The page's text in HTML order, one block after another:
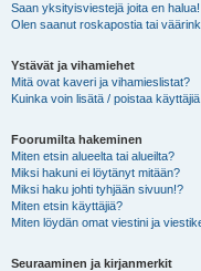
Saan yksityisviestejä joita en halua!
Olen saanut roskapostia tai
Ystävät ja vihamiehet
Mitä ovat kaveri ja vihamieslistat?
Kuinka voin lisätä / poistaa
Foorumilta hakeminen
Miten etsin alueelta tai alueilta?
Miksi hakuni ei löytänyt mitään?
Miksi haku johti tyhjään sivuun!?
Miten etsin käyttäjiä?
Miten löydän omat viestini ja
Seuraaminen ja kirjanmerkit